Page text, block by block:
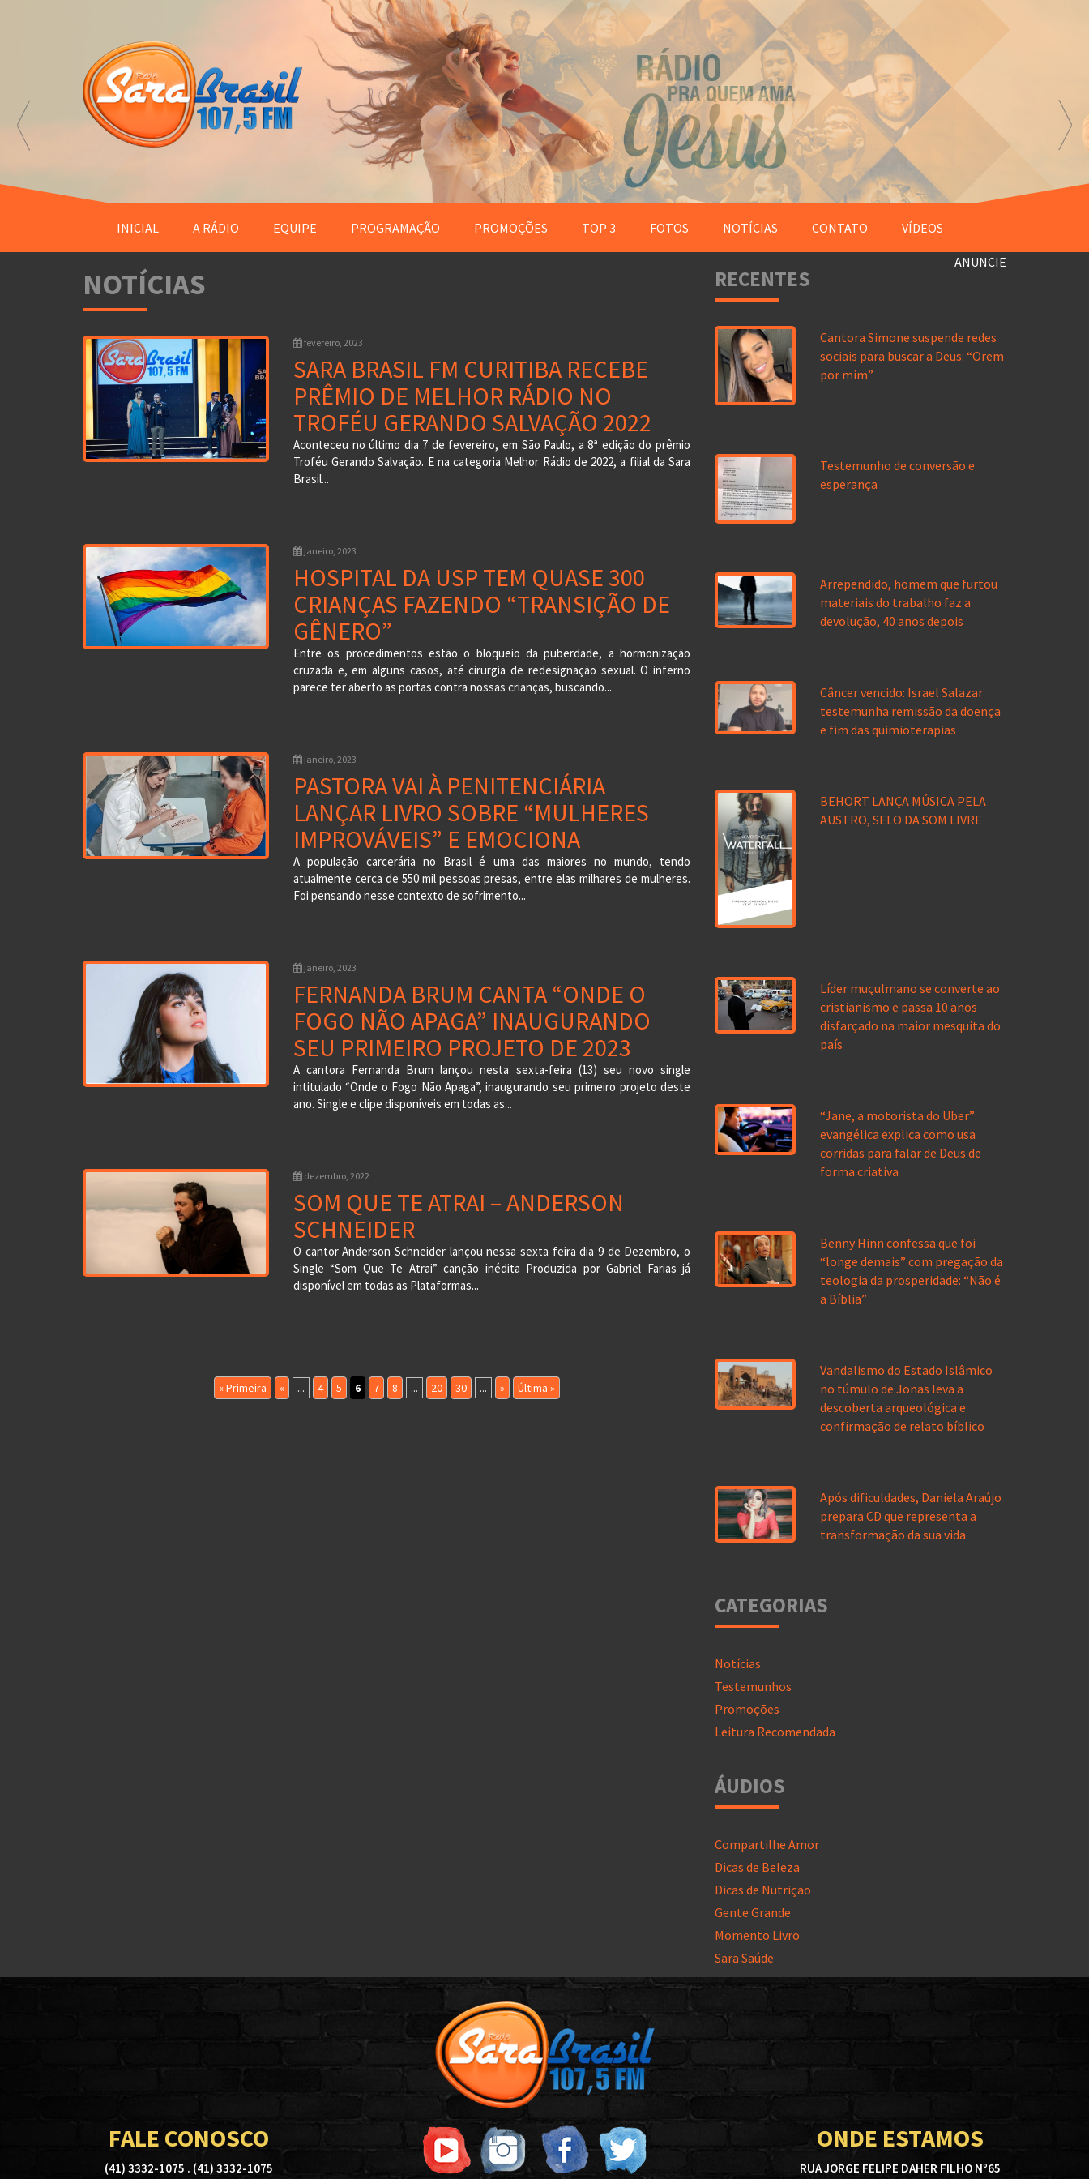
INICIAL A RÁDIO EQUIPE PROGRAMAÇÃO PROMOÇÕES TOP 3 FOTOS NOTÍCIAS CONTATO VÍDEOS
ANUNCIE
NOTÍCIAS
fevereiro, 2023
SARA BRASIL FM CURITIBA RECEBE
PRÊMIO DE MELHOR RÁDIO NO
TROFÉU GERANDO SALVAÇÃO 2022
Aconteceu no último dia 7 de fevereiro, em São Paulo, a 8ª edição do prêmio
Troféu Gerando Salvação. E na categoria Melhor Rádio de 2022, a filial da Sara
Brasil...
janeiro, 2023
HOSPITAL DA USP TEM QUASE 300
CRIANÇAS FAZENDO “TRANSIÇÃO DE
GÊNERO”
Entre os procedimentos estão o bloqueio da puberdade, a hormonização
cruzada e, em alguns casos, até cirurgia de redesignação sexual. O inferno
parece ter aberto as portas contra nossas crianças, buscando...
janeiro, 2023
PASTORA VAI À PENITENCIÁRIA
LANÇAR LIVRO SOBRE “MULHERES
IMPROVÁVEIS” E EMOCIONA
A população carcerária no Brasil é uma das maiores no mundo, tendo
atualmente cerca de 550 mil pessoas presas, entre elas milhares de mulheres.
Foi pensando nesse contexto de sofrimento...
janeiro, 2023
FERNANDA BRUM CANTA “ONDE O
FOGO NÃO APAGA” INAUGURANDO
SEU PRIMEIRO PROJETO DE 2023
A cantora Fernanda Brum lançou nesta sexta-feira (13) seu novo single
intitulado “Onde o Fogo Não Apaga”, inaugurando seu primeiro projeto deste
ano. Single e clipe disponíveis em todas as...
dezembro, 2022
SOM QUE TE ATRAI – ANDERSON
SCHNEIDER
O cantor Anderson Schneider lançou nessa sexta feira dia 9 de Dezembro, o
Single “Som Que Te Atrai” canção inédita Produzida por Gabriel Farias já
disponível em todas as Plataformas...
« Primeira « ... 4 5 6 7 8 ... 20 30 ... » Última »
RECENTES
Cantora Simone suspende redes
sociais para buscar a Deus: “Orem
por mim”
Testemunho de conversão e
esperança
Arrependido, homem que furtou
materiais do trabalho faz a
devolução, 40 anos depois
Câncer vencido: Israel Salazar
testemunha remissão da doença
e fim das quimioterapias
BEHORT LANÇA MÚSICA PELA
AUSTRO, SELO DA SOM LIVRE
Líder muçulmano se converte ao
cristianismo e passa 10 anos
disfarçado na maior mesquita do
país
“Jane, a motorista do Uber”:
evangélica explica como usa
corridas para falar de Deus de
forma criativa
Benny Hinn confessa que foi
“longe demais” com pregação da
teologia da prosperidade: “Não é
a Bíblia”
Vandalismo do Estado Islâmico
no túmulo de Jonas leva a
descoberta arqueológica e
confirmação de relato bíblico
Após dificuldades, Daniela Araújo
prepara CD que representa a
transformação da sua vida
CATEGORIAS
Notícias
Testemunhos
Promoções
Leitura Recomendada
ÁUDIOS
Compartilhe Amor
Dicas de Beleza
Dicas de Nutrição
Gente Grande
Momento Livro
Sara Saúde
FALE CONOSCO
(41) 3332-1075 . (41) 3332-1075
ONDE ESTAMOS
RUA JORGE FELIPE DAHER FILHO Nº65